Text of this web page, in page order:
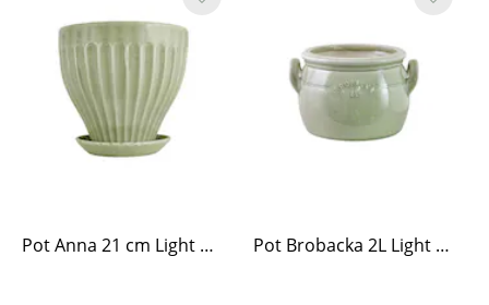
Pot Anna 21 cm Light Green Pot Brobacka 2L Light Green Low